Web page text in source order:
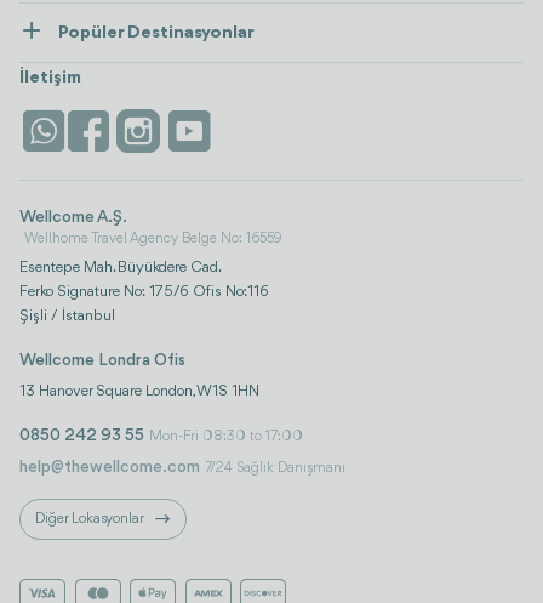
Wellness
Konaklama
Life Platform
Popüler Destinasyonlar
Tümünü Gör
İstanbul
İletişim
Wellcome A.Ş.
Wellhome Travel Agency Belge No: 16559
Esentepe Mah. Büyükdere Cad.
Ferko Signature No: 175/6 Ofis No:116
Şişli / İstanbul
Wellcome Londra Ofis
13 Hanover Square London, W1S 1HN
0850 242 93 55 Mon-Fri 08:30 to 17:00
help@thewellcome.com 7/24 Sağlık Danışmanı
Diğer Lokasyonlar